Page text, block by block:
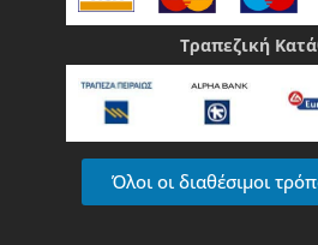
Τραπεζική
Όλοι οι διαθέσιμοι